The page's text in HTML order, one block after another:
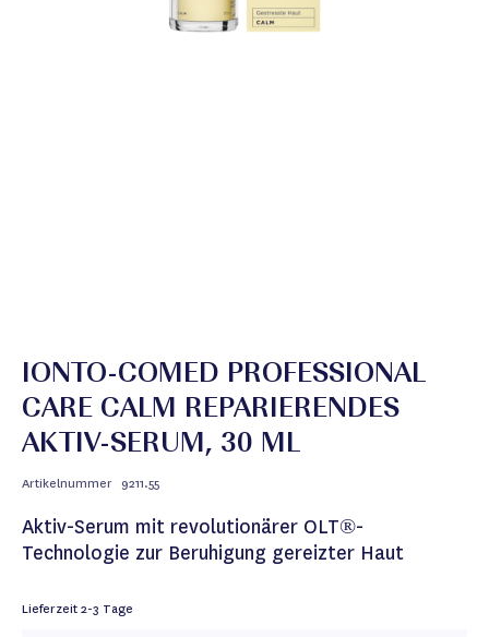
IONTO-COMED PROFESSIONAL
CARE CALM REPARIERENDES
AKTIV-SERUM, 30 ML
Artikelnummer 9211.55
Aktiv-Serum mit revolutionärer OLT®-
Technologie zur Beruhigung gereizter Haut
Lieferzeit2-3 Tage